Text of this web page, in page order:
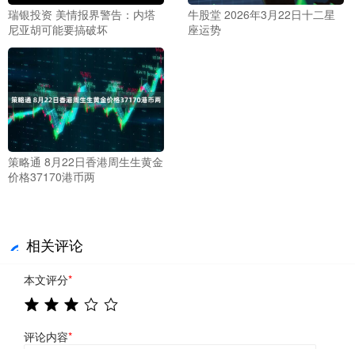
瑞银投资 美情报界警告：内塔
尼亚胡可能要搞破坏
牛股堂 2026年3月22日十二星
座运势
策略通 8月22日香港周生生黄金
价格37170港币两
相关评论
本文评分*
评论内容*